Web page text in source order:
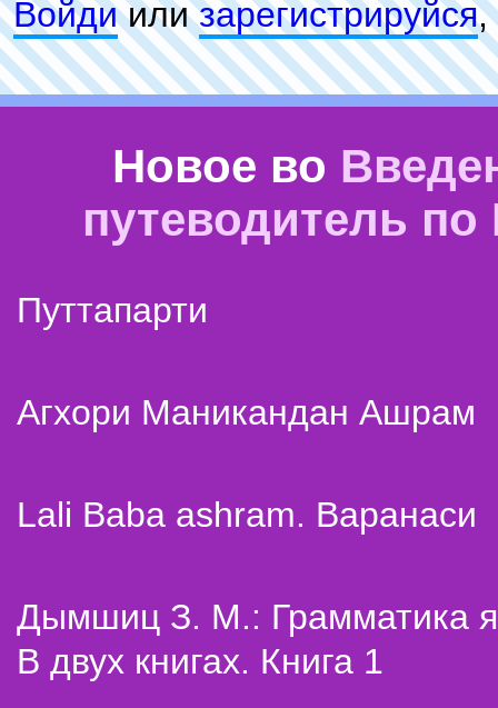
Войдиилизарeгиcтpируйся,
Новое во
путеводитель
Путтапарти
Агхори Маникандан Ашрам
Lali Baba ashram. Варанаси
Дымшиц З. М.: Грамматика
В двух книгах. Книга 1